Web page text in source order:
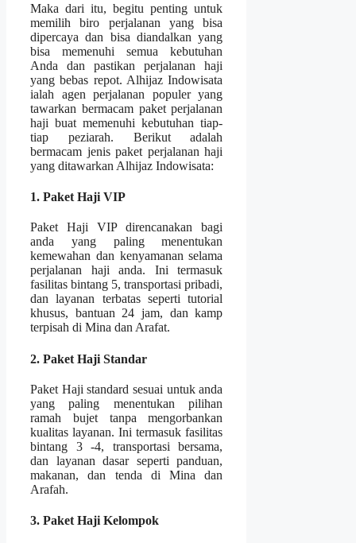
Maka dari itu, begitu penting untuk
memilih biro perjalanan yang bisa
dipercaya dan bisa diandalkan yang
bisa memenuhi semua kebutuhan
Anda dan pastikan perjalanan haji
yang bebas repot. Alhijaz Indowisata
ialah agen perjalanan populer yang
tawarkan bermacam paket perjalanan
haji buat memenuhi kebutuhan tiap-
tiap peziarah. Berikut adalah
bermacam jenis paket perjalanan haji
yang ditawarkan Alhijaz Indowisata:
1. Paket Haji VIP
Paket Haji VIP direncanakan bagi
anda yang paling menentukan
kemewahan dan kenyamanan selama
perjalanan haji anda. Ini termasuk
fasilitas bintang 5, transportasi pribadi,
dan layanan terbatas seperti tutorial
khusus, bantuan 24 jam, dan kamp
terpisah di Mina dan Arafat.
2. Paket Haji Standar
Paket Haji standard sesuai untuk anda
yang paling menentukan pilihan
ramah bujet tanpa mengorbankan
kualitas layanan. Ini termasuk fasilitas
bintang 3 -4, transportasi bersama,
dan layanan dasar seperti panduan,
makanan, dan tenda di Mina dan
Arafah.
3. Paket Haji Kelompok